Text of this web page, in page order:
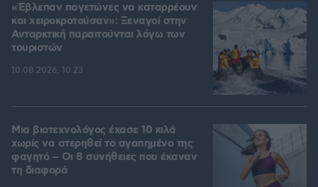
«Έβλεπαν παγετώνες να καταρρέουν
και χειροκροτούσαν»: Ξεναγοί στην
Ανταρκτική παραιτούνται λόγω των
τουριστών
10.08.2026, 10:23
Μια βιοτεχνολόγος έχασε 10 κιλά
χωρίς να στερηθεί το αγαπημένο της
φαγητό – Οι 8 συνήθειες που έκαναν
τη διαφορά